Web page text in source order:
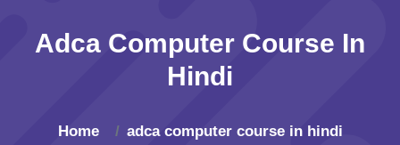
Adca Computer Course In
Hindi
Home adca computer course in hindi